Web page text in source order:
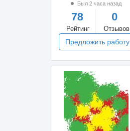
Был 2 часа назад
78
Рейтинг
0
Отзывов
Предложить работу